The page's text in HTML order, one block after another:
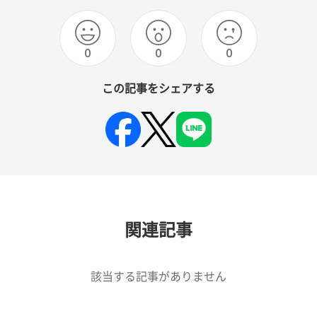
0 0 0
この記事をシェアする
関連記事
該当する記事がありません